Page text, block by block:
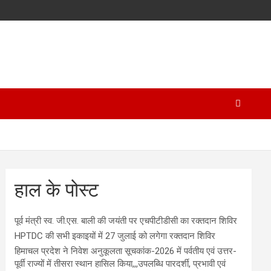
हाल के पोस्ट
पूर्व मंत्री स्व. जी.एस. बाली की जयंती पर एचपीटीडीसी का रक्तदान शिविर
HPTDC की सभी इकाइयों में 27 जुलाई को लगेगा रक्तदान शिविर
हिमाचल प्रदेश ने निवेश अनुकूलता सूचकांक-2026 में पर्वतीय एवं उत्तर-
पूर्वी राज्यों में तीसरा स्थान हासिल किया,,,उपलब्धि पारदर्शी, प्रभावी एवं